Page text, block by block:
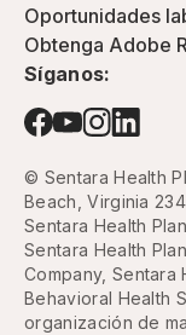
Oportunidades
Obtenga Adobe
Síganos:
© Sentara Health
Beach, Virginia
Sentara Health
Sentara Health
Company, Sentara
Behavioral Health
organización de